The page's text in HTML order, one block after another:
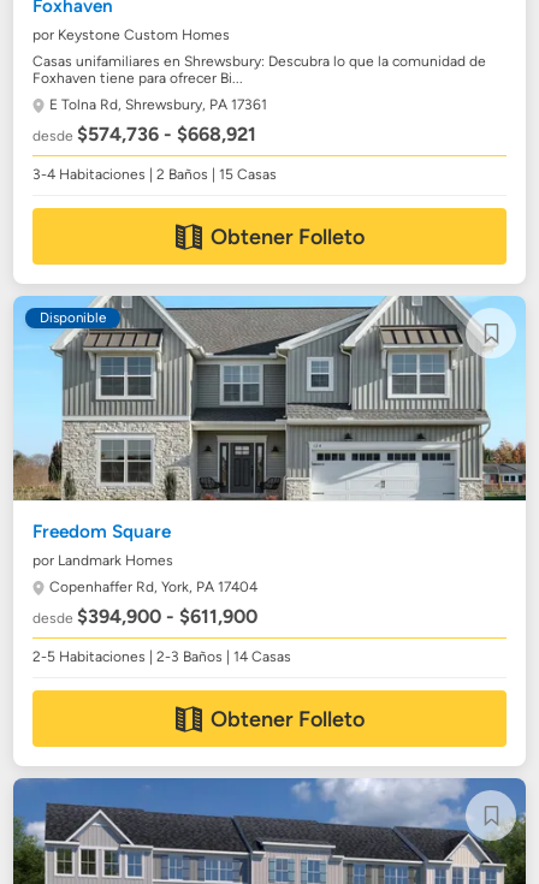
Foxhaven
por Keystone Custom Homes
Casas unifamiliares en Shrewsbury: Descubra lo que la comunidad de
Foxhaven tiene para ofrecer Bi...
E Tolna Rd,Shrewsbury, PA 17361
desde$574,736 - $668,921
3-4 Habitaciones | 2 Baños | 15 Casas
Obtener Folleto
Disponible
Freedom Square
por Landmark Homes
Copenhaffer Rd,York, PA 17404
desde$394,900 - $611,900
2-5 Habitaciones | 2-3 Baños | 14 Casas
Obtener Folleto